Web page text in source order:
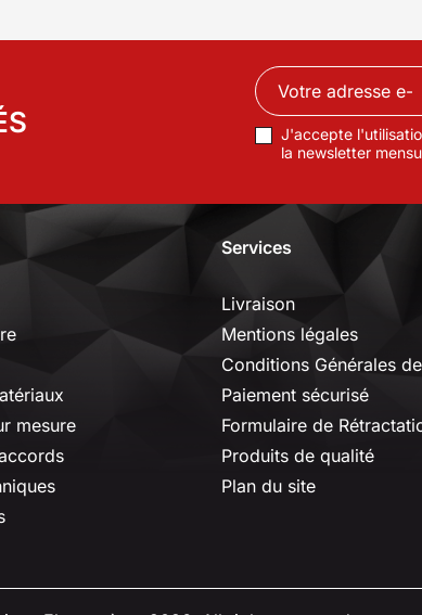
J'accepte
la newsletter
mesure
Services
Livraison
Mentions légales
Conditions Générales
Paiement sécurisé
Formulaire de
Produits de qualité
Plan du site